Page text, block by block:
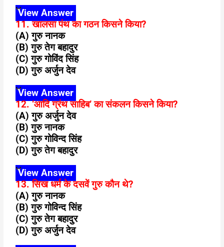
View Answer
11. खालसा पंथ का गठन किसने किया?
(A) गुरु नानक
(B) गुरु तेग बहादुर
(C) गुरु गोविंद सिंह
(D) गुरु अर्जुन देव
View Answer
12. ‘आदि ग्रंथ साहिब’ का संकलन किसने किया?
(A) गुरु अर्जुन देव
(B) गुरु नानक
(C) गुरु गोविन्द सिंह
(D) गुरु तेग बहादुर
View Answer
13. सिख धर्म के दसवें गुरु कौन थे?
(A) गुरु नानक
(B) गुरु गोविन्द सिंह
(C) गुरु तेग बहादुर
(D) गुरु अर्जुन देव